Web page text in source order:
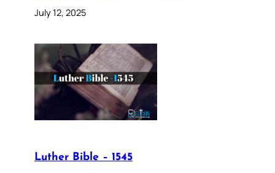
July 12, 2025
Luther Bible – 1545